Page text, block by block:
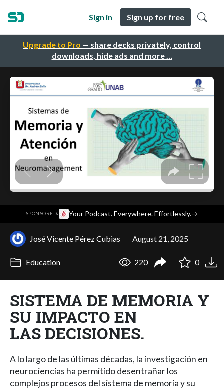
Upgrade to Pro — share decks privately, control
downloads, hide ads and more …
Sign in Sign up for free
SPONSORED· Your Podcast. Everywhere. Effortlessly.→
José Vicente Pérez Cubias August 21, 2025
Education 220 0
SISTEMA DE MEMORIA Y
SU IMPACTO EN
LAS DECISIONES.
A lo largo de las últimas décadas, la investigación en
neurociencias ha permitido desentrañar los
complejos procesos del sistema de memoria y su